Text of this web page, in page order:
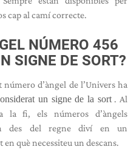
cap al camí correcte.
NÚMERO 456
SIGNE DE SORT?
número d’àngel de l’Univers ha
un signe de la sort. Al
la fi, els números d’àngels
des del regne diví en un
en què necessiteu un descans.